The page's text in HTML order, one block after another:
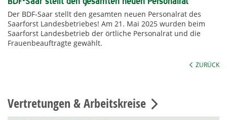
Der BDF-Saar stellt den gesamten neuen Personalrat des
Saarforst Landesbetriebes! Am 21. Mai 2025 wurden beim
Saarforst Landesbetrieb der örtliche Personalrat und die
Frauenbeauftragte gewählt.
ZURÜCK
Vertretungen & Arbeitskreise